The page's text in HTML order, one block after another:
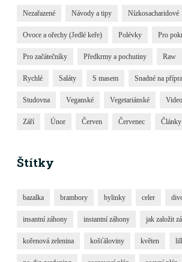
Nezařazené Návody a tipy Nízkosacharidové
Ovoce a ořechy (Jedlé keře) Polévky Pro
Pro začátečníky Předkrmy a pochutiny Raw
Rychlé Saláty S masem Snadné na
Studovna Veganské Vegetariánské
Září Únor Červen Červenec Články
Štítky
bazalka brambory bylinky celer
insantní záhony instantní záhony jak založit
kořenová zelenina košťáloviny květen